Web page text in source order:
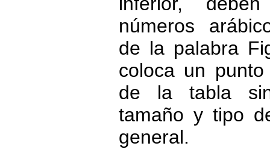
números
de la palabra
coloca un
de la tabla
tamaño y tipo
general.